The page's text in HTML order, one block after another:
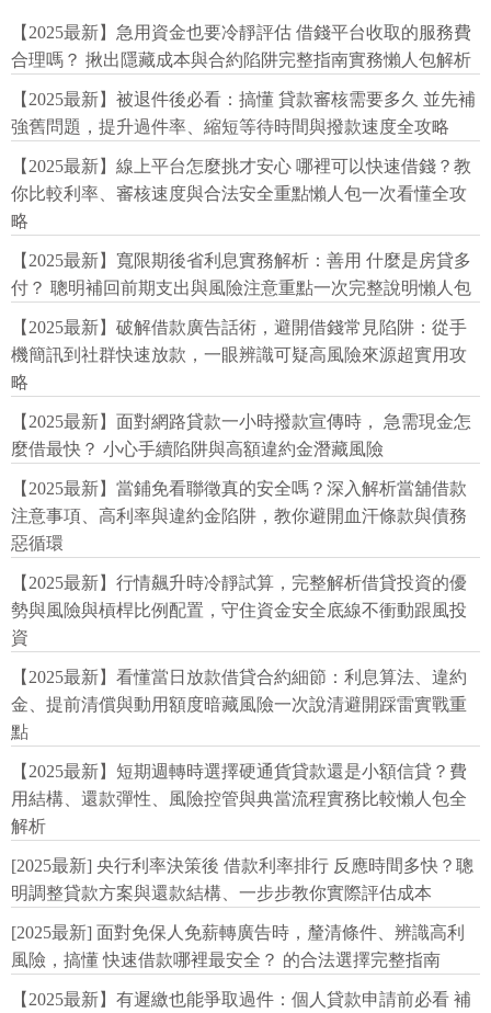
【2025最新】急用資金也要冷靜評估 借錢平台收取的服務費
合理嗎？ 揪出隱藏成本與合約陷阱完整指南實務懶人包解析
【2025最新】被退件後必看：搞懂 貸款審核需要多久 並先補
強舊問題，提升過件率、縮短等待時間與撥款速度全攻略
【2025最新】線上平台怎麼挑才安心 哪裡可以快速借錢？教
你比較利率、審核速度與合法安全重點懶人包一次看懂全攻
略
【2025最新】寬限期後省利息實務解析：善用 什麼是房貸多
付？ 聰明補回前期支出與風險注意重點一次完整說明懶人包
【2025最新】破解借款廣告話術，避開借錢常見陷阱：從手
機簡訊到社群快速放款，一眼辨識可疑高風險來源超實用攻
略
【2025最新】面對網路貸款一小時撥款宣傳時， 急需現金怎
麼借最快？ 小心手續陷阱與高額違約金潛藏風險
【2025最新】當鋪免看聯徵真的安全嗎？深入解析當舖借款
注意事項、高利率與違約金陷阱，教你避開血汗條款與債務
惡循環
【2025最新】行情飆升時冷靜試算，完整解析借貸投資的優
勢與風險與槓桿比例配置，守住資金安全底線不衝動跟風投
資
【2025最新】看懂當日放款借貸合約細節：利息算法、違約
金、提前清償與動用額度暗藏風險一次說清避開踩雷實戰重
點
【2025最新】短期週轉時選擇硬通貨貸款還是小額信貸？費
用結構、還款彈性、風險控管與典當流程實務比較懶人包全
解析
[2025最新] 央行利率決策後 借款利率排行 反應時間多快？聰
明調整貸款方案與還款結構、一步步教你實際評估成本
[2025最新] 面對免保人免薪轉廣告時，釐清條件、辨識高利
風險，搞懂 快速借款哪裡最安全？ 的合法選擇完整指南
【2025最新】有遲繳也能爭取過件：個人貸款申請前必看 補